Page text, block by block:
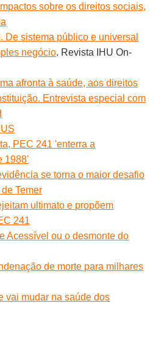
sobre os direitos sociais,
De sistema público e universal
negócio. Revista IHU On-
afronta à saúde, aos direitos
Entrevista especial com
PEC 241 'enterra a
1988'
se torna o maior desafio
Temer
ultimato e propõem
241
Acessível ou o desmonte do
de morte para milhares
vai mudar na saúde dos